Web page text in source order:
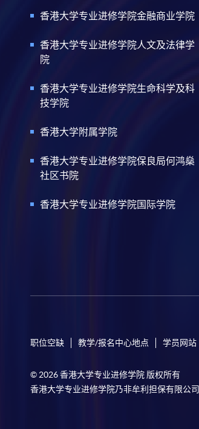
香港大学专业进修学院金融商业学院
香港大学专业进修学院人文及法律学
院
香港大学专业进修学院生命科学及科
技学院
香港大学附属学院
香港大学专业进修学院保良局何鸿燊
社区书院
香港大学专业进修学院国际学院
职位空缺 教学/报名中心地点 学员网站
© 2026 香港大学专业进修学院 版权所有
香港大学专业进修学院乃非牟利担保有限公司